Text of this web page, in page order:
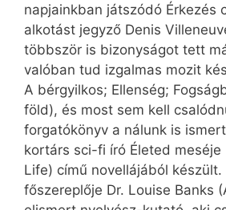
napjainkban játszódó Érkezés
alkotást jegyző Denis
többször is bizonyságot tett
valóban tud izgalmas mozit
A bérgyilkos; Ellenség;
föld), és most sem kell
forgatókönyv a nálunk is
kortárs sci-fi író Életed meséje
Life) című novellájából készült.
főszereplője Dr. Louise Banks